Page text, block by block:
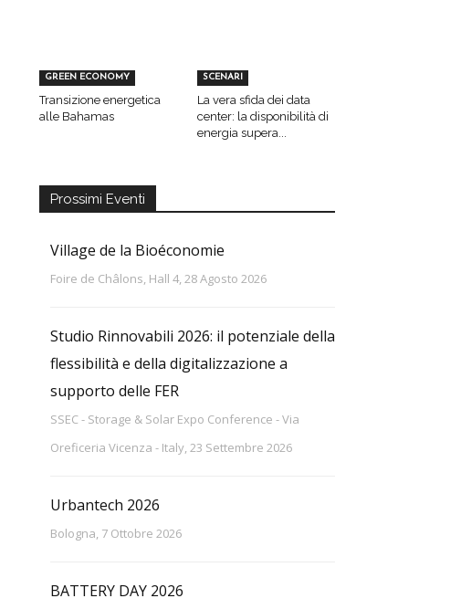
GREEN ECONOMY
Transizione energetica
alle Bahamas
SCENARI
La vera sfida dei data
center: la disponibilità di
energia supera...
Prossimi Eventi
Village de la Bioéconomie
Foire de Châlons, Hall 4, 28 Agosto 2026
Studio Rinnovabili 2026: il potenziale della
flessibilità e della digitalizzazione a
supporto delle FER
SSEC - Storage & Solar Expo Conference - Via
Oreficeria Vicenza - Italy, 23 Settembre 2026
Urbantech 2026
Bologna, 7 Ottobre 2026
BATTERY DAY 2026